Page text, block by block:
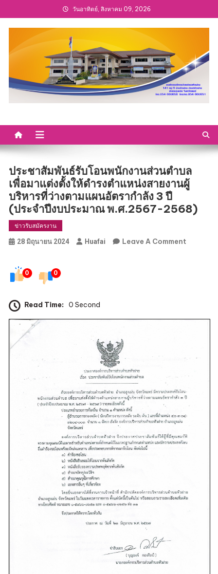
to
content
วันอาทิตย์, สิงหาคม 09, 2026
ประชาสัมพันธ์รับโอนพนักงานส่วนตำบล
เพื่อมาแต่งตั้งให้ดำรงตำแหน่งสายงานผู้
บริหารที่ว่างตามแผนอัตรากำลัง 3 ปี
(ประจำปีงบประมาณ พ.ศ.2567-2568)
ข่าวรับสมัครงาน
28 มิถุนายน 2024 Huafai Leave A CommentOn
ให้
ตำแหน่ง
ผู้
แผน
0 0
Read Time: 0 Second